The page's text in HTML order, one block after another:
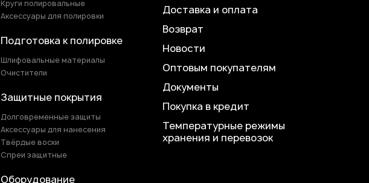
Круги полировальные
Аксессуары для полировки
Подготовка к полировке
Шлифовальные материалы
Очистители
Защитные покрытия
Долговременные защиты
Аксессуары для нанесения
Твёрдые воски
Спреи защитные
Оборудование
Доставка и оплата
Возврат
Новости
Оптовым покупателям
Документы
Покупка в кредит
Температурные режимы
хранения и перевозок